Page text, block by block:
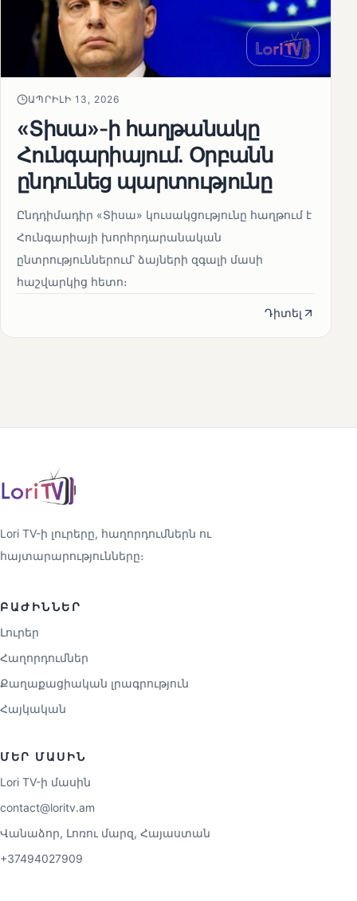
ԱՊՐԻԼԻ 13, 2026
«Տիսա»-ի հաղթանակը
Հունգարիայում․ Օրբանն
ընդունեց պարտությունը
Ընդդիմադիր «Տիսա» կուսակցությունը հաղթում է
Հունգարիայի խորհրդարանական
ընտրություններում՝ ձայների զգալի մասի
հաշվարկից հետո։
Դիտել
Lori TV-ի լուրերը, հաղորդումներն ու
հայտարարությունները։
ԲԱԺԻՆՆԵՐ
Լուրեր
Հաղորդումներ
Քաղաքացիական լրագրություն
Հայկական
ՄԵՐ ՄԱՍԻՆ
Lori TV-ի մասին
contact@loritv.am
Վանաձոր, Լոռու մարզ, Հայաստան
+37494027909